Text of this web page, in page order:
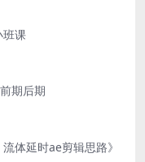
班课
期后期
体延时ae剪辑思路》